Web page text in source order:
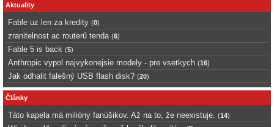
Aktuality
Fable uz len za kredity (0)
zranitelnost ac routerů tenda (6)
Fable 5 is back (5)
Anthropic vypol najvykonejsie modely - pre vsetkych (16)
Jak odhalit falešný USB flash disk? (20)
Články
Táto kapela má milióny fanúšikov. Až na to, že neexistuje. (14)